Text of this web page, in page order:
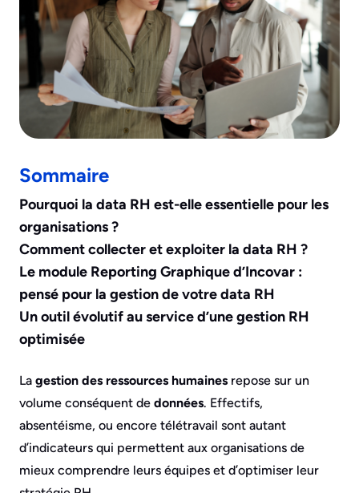
Sommaire
Pourquoi la data RH est-elle essentielle pour les
organisations ?
Comment collecter et exploiter la data RH ?
Le module Reporting Graphique d’Incovar :
pensé pour la gestion de votre data RH
Un outil évolutif au service d’une gestion RH
optimisée
La gestion des ressources humaines repose sur un
volume conséquent de données. Effectifs,
absentéisme, ou encore télétravail sont autant
d’indicateurs qui permettent aux organisations de
mieux comprendre leurs équipes et d’optimiser leur